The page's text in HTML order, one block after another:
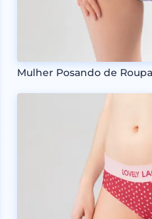
Mulher Posando de